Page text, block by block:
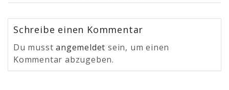
Schreibe einen Kommentar
Du musstangemeldet sein, um einen
Kommentar abzugeben.